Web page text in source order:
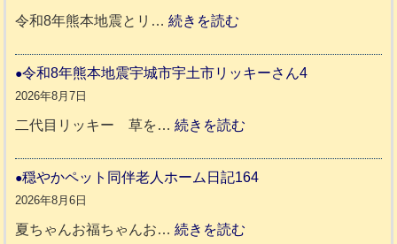
令和8年熊本地震とリ…続きを読む
和
年
本
令和8年熊本地震宇城市宇土市リッキーさん4
2026年8月7日
二代目リッキー 草を…続きを読む
和
穏やかペット同伴老人ホーム日記164
2026年8月6日
夏ちゃんお福ちゃんお…続きを読む